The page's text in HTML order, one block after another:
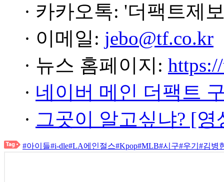
· 카카오톡: '더팩트제
· 이메일: jebo@tf.co.kr
· 뉴스 홈페이지:
· 네이버 메인 더팩트
· 그곳이 알고싶냐? [
#아이들#i-dle#LA에인절스#Kpop#MLB#시구#우기 #김병